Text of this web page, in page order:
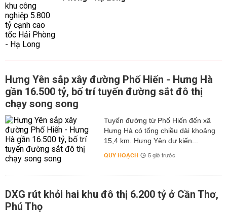
Hưng Yên sắp xây đường Phố Hiến - Hưng Hà
gần 16.500 tỷ, bố trí tuyến đường sắt đô thị
chạy song song
Tuyến đường từ Phố Hiến đến xã
Hưng Hà có tổng chiều dài khoảng
15,4 km. Hưng Yên dự kiến...
QUY HOẠCH 5 giờ trước
DXG rút khỏi hai khu đô thị 6.200 tỷ ở Cần Thơ,
Phú Thọ